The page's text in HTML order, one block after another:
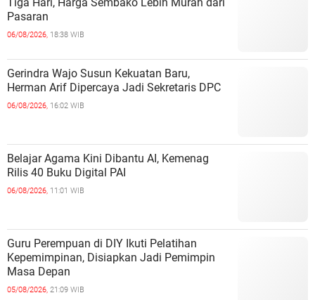
Pasaran
06/08/2026, 18:38 WIB
Gerindra Wajo Susun Kekuatan Baru,
Herman Arif Dipercaya Jadi Sekretaris DPC
06/08/2026, 16:02 WIB
Belajar Agama Kini Dibantu AI, Kemenag
Rilis 40 Buku Digital PAI
06/08/2026, 11:01 WIB
Guru Perempuan di DIY Ikuti Pelatihan
Kepemimpinan, Disiapkan Jadi Pemimpin
Masa Depan
05/08/2026, 21:09 WIB